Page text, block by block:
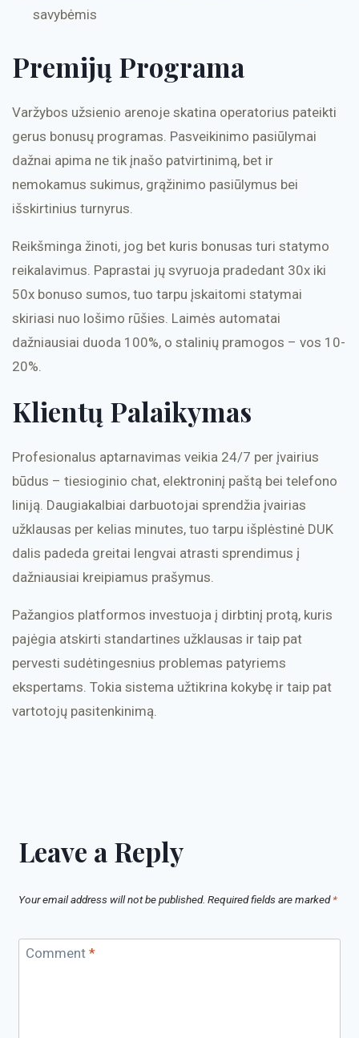
savybėmis
Premijų Programa
Varžybos užsienio arenoje skatina operatorius pateikti
gerus bonusų programas. Pasveikinimo pasiūlymai
dažnai apima ne tik įnašo patvirtinimą, bet ir
nemokamus sukimus, grąžinimo pasiūlymus bei
išskirtinius turnyrus.
Reikšminga žinoti, jog bet kuris bonusas turi statymo
reikalavimus. Paprastai jų svyruoja pradedant 30x iki
50x bonuso sumos, tuo tarpu įskaitomi statymai
skiriasi nuo lošimo rūšies. Laimės automatai
dažniausiai duoda 100%, o stalinių pramogos – vos 10-
20%.
Klientų Palaikymas
Profesionalus aptarnavimas veikia 24/7 per įvairius
būdus – tiesioginio chat, elektroninį paštą bei telefono
liniją. Daugiakalbiai darbuotojai sprendžia įvairias
užklausas per kelias minutes, tuo tarpu išplėstinė DUK
dalis padeda greitai lengvai atrasti sprendimus į
dažniausiai kreipiamus prašymus.
Pažangios platformos investuoja į dirbtinį protą, kuris
pajėgia atskirti standartines užklausas ir taip pat
pervesti sudėtingesnius problemas patyriems
ekspertams. Tokia sistema užtikrina kokybę ir taip pat
vartotojų pasitenkinimą.
Leave a Reply
Your email address will not be published. Required fields are marked*
Comment *